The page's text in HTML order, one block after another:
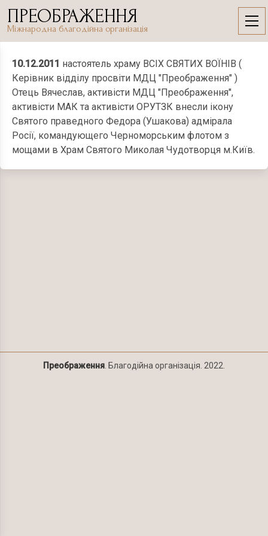
Skip
content
ПРЕОБРАЖЕННЯ
Міжнародна благодійна організація
10.12.2011
10.12.2011 настоятель храму ВСІХ СВЯТИХ ВОЇНІВ (
Керівник відділу просвіти МДЦ "Преображення" )
Отець Вячеслав, активісти МДЦ "Преображення",
активісти МАК та активісти ОРУТЗК внесли ікону
Святого праведного Федора (Ушакова) адмірала
Росії, командующего Черноморським флотом з
мощами в Храм Святого Миколая Чудотворця м.Київ.
Преображення. Благодійна організація. 2022.